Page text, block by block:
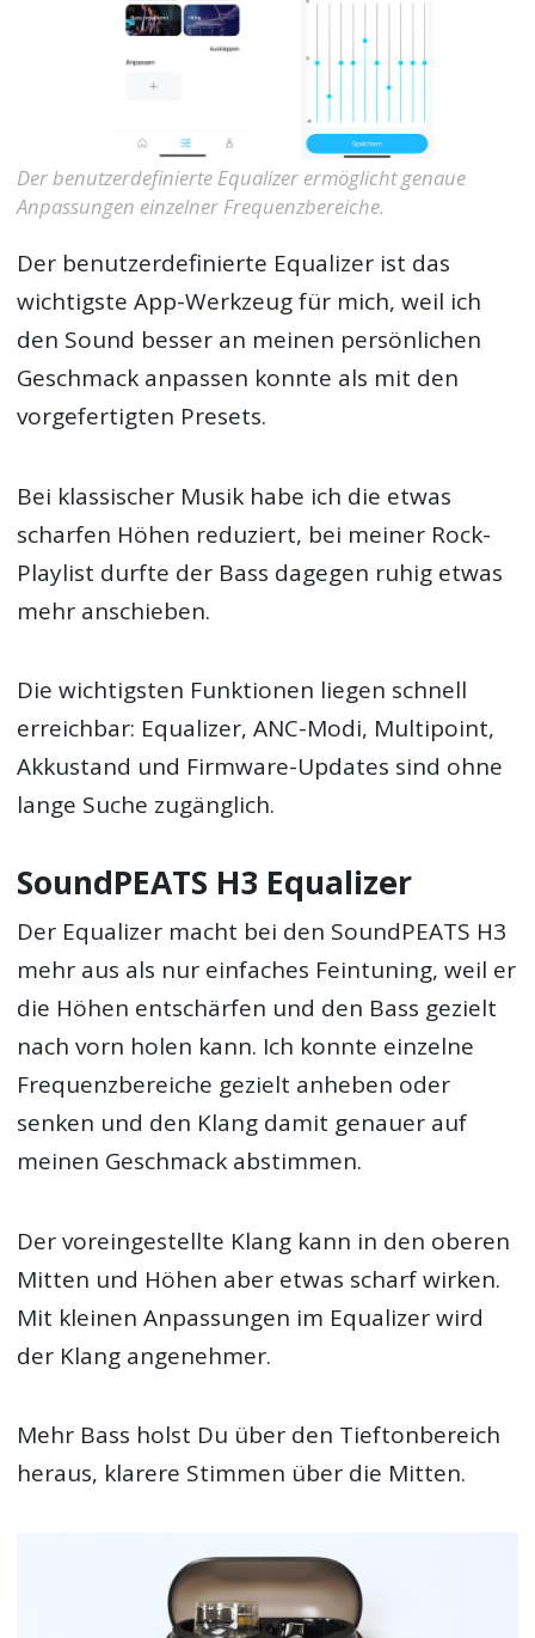
Der benutzerdefinierte Equalizer ermöglicht genaue
Anpassungen einzelner Frequenzbereiche.
Der benutzerdefinierte Equalizer ist das
wichtigste App-Werkzeug für mich, weil ich
den Sound besser an meinen persönlichen
Geschmack anpassen konnte als mit den
vorgefertigten Presets.
Bei klassischer Musik habe ich die etwas
scharfen Höhen reduziert, bei meiner Rock-
Playlist durfte der Bass dagegen ruhig etwas
mehr anschieben.
Die wichtigsten Funktionen liegen schnell
erreichbar: Equalizer, ANC-Modi, Multipoint,
Akkustand und Firmware-Updates sind ohne
lange Suche zugänglich.
SoundPEATS H3 Equalizer
Der Equalizer macht bei den SoundPEATS H3
mehr aus als nur einfaches Feintuning, weil er
die Höhen entschärfen und den Bass gezielt
nach vorn holen kann. Ich konnte einzelne
Frequenzbereiche gezielt anheben oder
senken und den Klang damit genauer auf
meinen Geschmack abstimmen.
Der voreingestellte Klang kann in den oberen
Mitten und Höhen aber etwas scharf wirken.
Mit kleinen Anpassungen im Equalizer wird
der Klang angenehmer.
Mehr Bass holst Du über den Tieftonbereich
heraus, klarere Stimmen über die Mitten.